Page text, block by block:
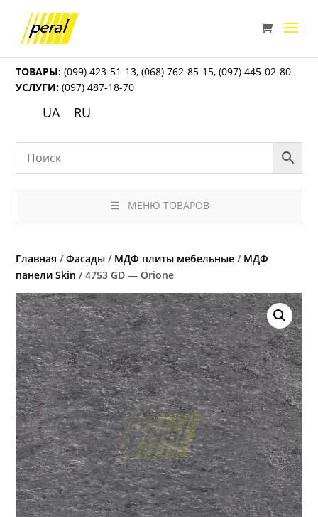
ТОВАРЫ: (099) 423-51-13,(068) 762-85-15,(097) 445-02-80
УСЛУГИ: (097) 487-18-70
UA RU
МЕНЮ ТОВАРОВ
Главная /Фасады / МДФ плиты мебельные / МДФ
панели Skin / 4753 GD — Orione